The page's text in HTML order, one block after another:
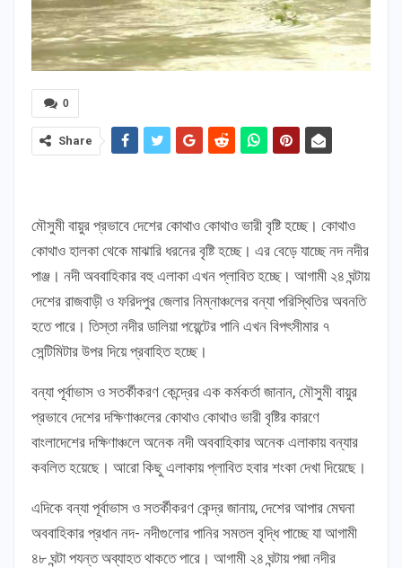
0
Share
মৌসুমী বায়ুর প্রভাবে দেশের কোথাও কোথাও ভারী বৃষ্টি হচ্ছে। কোথাও
কোথাও হালকা থেকে মাঝারি ধরনের বৃষ্টি হচ্ছে। এর বেড়ে যাচ্ছে নদ নদীর
পাঞ্জ। নদী অববাহিকার বহু এলাকা এখন প্লাবিত হচ্ছে। আগামী ২৪ ঘন্টায়
দেশের রাজবাড়ী ও ফরিদপুর জেলার নিম্নাঞ্চলের বন্যা পরিস্থিতির অবনতি
হতে পারে। তিস্তা নদীর ডালিয়া পয়েন্টের পানি এখন বিপৎসীমার ৭
সেন্টিমিটার উপর দিয়ে প্রবাহিত হচ্ছে।
বন্যা পূর্বাভাস ও সতর্কীকরণ কেন্দ্রের এক কর্মকর্তা জানান, মৌসুমী বায়ুর
প্রভাবে দেশের দক্ষিণাঞ্চলের কোথাও কোথাও ভারী বৃষ্টির কারণে
বাংলাদেশের দক্ষিণাঞ্চলে অনেক নদী অববাহিকার অনেক এলাকায় বন্যার
কবলিত হয়েছে। আরো কিছু এলাকায় প্লাবিত হবার শংকা দেখা দিয়েছে।
এদিকে বন্যা পূর্বাভাস ও সতর্কীকরণ কেন্দ্র জানায়, দেশের আপার মেঘনা
অববাহিকার প্রধান নদ- নদীগুলোর পানির সমতল বৃদ্ধি পাচ্ছে যা আগামী
৪৮ ঘন্টা পযন্ত অব্যাহত থাকতে পারে। আগামী ২৪ ঘন্টায় পদ্মা নদীর